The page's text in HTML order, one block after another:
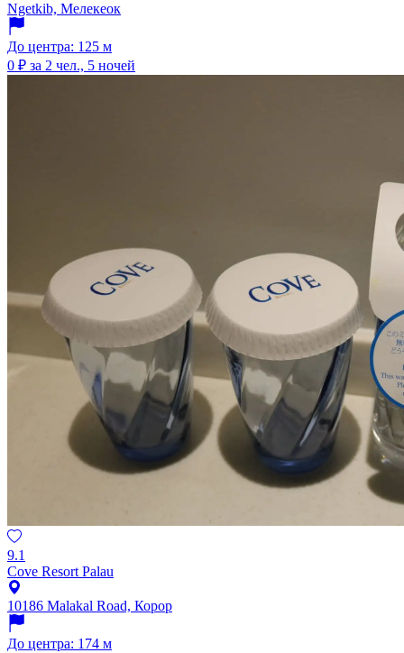
Ngetkib, Мелекеок
До центра: 125 м
0 ₽ за 2 чел., 5 ночей
9.1
Cove Resort Palau
10186 Malakal Road, Корор
До центра: 174 м